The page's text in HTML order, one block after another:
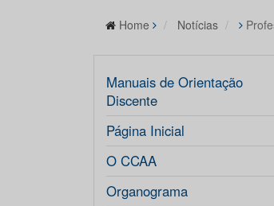
Home Notícias
Manuais de Orientação
Discente
Página Inicial
O CCAA
Organograma